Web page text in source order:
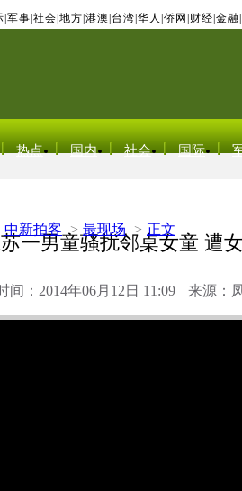
军事 社会 地方 港澳 台湾 华人 侨网 财经 金融
热点 国内 社会 国际
中新拍客 > 最现场 > 正文
一男童骚扰邻桌女童 遭
间：2014年06月12日 11:09 来源：